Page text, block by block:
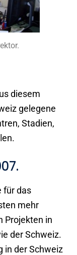
diesem
gelegene
Stadien,
für das
mehr
Projekten in
der Schweiz.
in der Schweiz